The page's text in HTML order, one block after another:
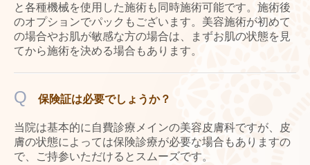
と各種機械を使用した施術も同時施術可能です。施術後
のオプションでパックもございます。美容施術が初めて
の場合やお肌が敏感な方の場合は、まずお肌の状態を見
てから施術を決める場合もあります。
Q 保険証は必要でしょうか？
当院は基本的に自費診療メインの美容皮膚科ですが、皮
膚の状態によっては保険診療が必要な場合もありますの
で、ご持参いただけるとスムーズです。